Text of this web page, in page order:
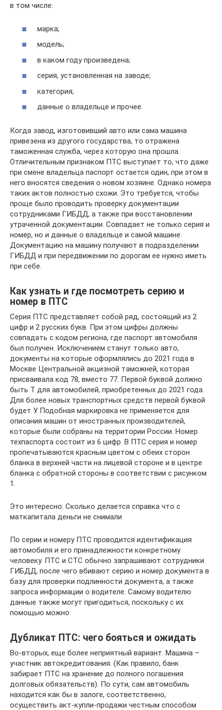
в том числе:
марка;
модель;
в каком году произведена;
серия, установленная на заводе;
категория;
данные о владельце и прочее.
Когда завод, изготовивший авто или сама машина
привезена из другого государства, то отражена
таможенная служба, через которую она прошла.
Отличительным признаком ПТС выступает то, что даже
при смене владельца паспорт остается один, при этом в
него вносятся сведения о новом хозяине. Однако номера
таких актов полностью схожи. Это требуется, чтобы
проще было проводить проверку документации
сотрудниками ГИБДД, а также при восстановлении
утраченной документации. Совпадает не только серия и
номер, но и данные о владельце и самой машине.
Документацию на машину получают в подразделении
ГИБДД и при передвижении по дорогам ее нужно иметь
при себе.
Как узнать и где посмотреть серию и
номер в ПТС
Серия ПТС представляет собой ряд, состоящий из 2
цифр и 2 русских букв. При этом цифры должны
совпадать с кодом региона, где паспорт автомобиля
был получен. Исключением станут только авто,
документы на которые оформлялись до 2021 года в
Москве Центральной акцизной таможней, которая
присваивала код 78, вместо 77. Первой буквой должно
быть Т для автомобилей, приобретенных до 2021 года.
Для более новых транспортных средств первой буквой
будет У. Подобная маркировка не применяется для
описания машин от иностранных производителей,
которые были собраны на территории России. Номер
техпаспорта состоит из 6 цифр. В ПТС серия и номер
пропечатываются красным цветом с обеих сторон
бланка в верхней части на лицевой стороне и в центре
бланка с обратной стороны в соответствии с рисунком
1.
Это интересно: Сколько делается справка что с
маткапитала деньги не снимали
По серии и номеру ПТС проводится идентификация
автомобиля и его принадлежности конкретному
человеку. ПТС и СТС обычно запрашивают сотрудники
ГИБДД, после чего вбивают серию и номер документа в
базу для проверки подлинности документа, а также
запроса информации о водителе. Самому водителю
данные также могут пригодиться, поскольку с их
помощью можно:
Дубликат ПТС: чего бояться и ожидать
Во-вторых, еще более неприятный вариант. Машина –
участник автокредитования. (Как правило, банк
забирает ПТС на хранение до полного погашения
долговых обязательств). По сути, сам автомобиль
находится как бы в залоге, соответственно,
осуществить акт-купли-продажи честным способом